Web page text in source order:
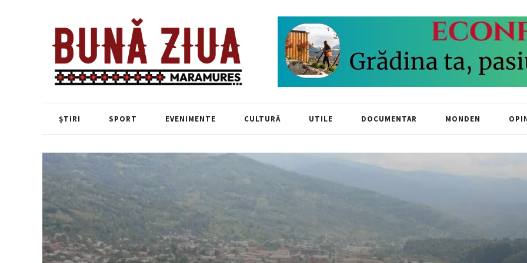
ȘTIRI SPORT EVENIMENTE CULTURĂ UTILE DOCUMENTAR MONDEN